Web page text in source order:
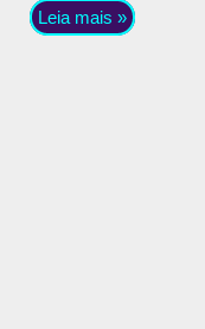
Leia mais »